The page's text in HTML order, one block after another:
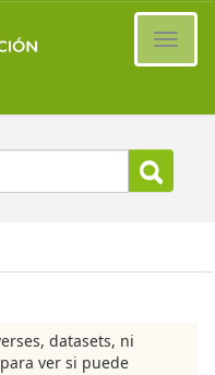
datasets, ni
para ver si puede